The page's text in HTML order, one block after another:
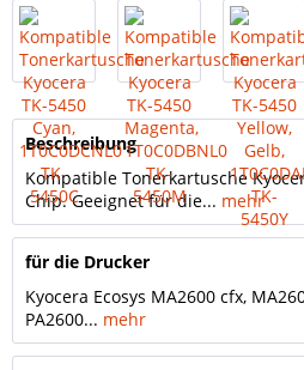
Beschreibung
Kompatible Tonerkartusche
Chip. Geeignet für die... mehr
für die Drucker
Kyocera Ecosys MA2600 cfx,
PA2600... mehr